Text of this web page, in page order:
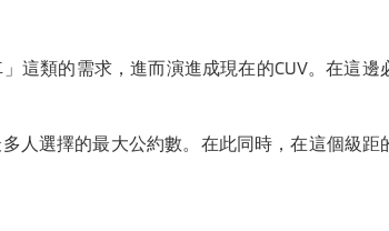
這類的需求，進而演進成現在的CUV。在這
人選擇的最大公約數。在此同時，在這個級距